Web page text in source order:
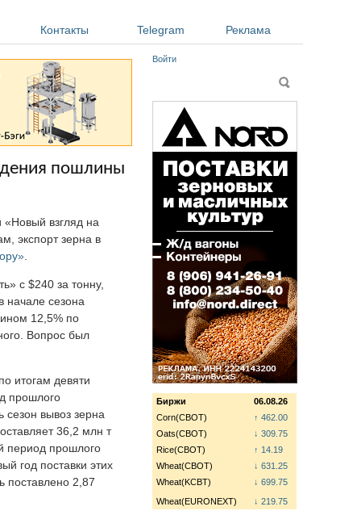
Контакты Telegram Реклама
пошлины
взгляд на
экспорт зерна в
с $240 за тонну,
начале сезона
12,5% по
Вопрос был
итогам девяти
прошлого
сезон вывоз зерна
36,2 млн т
период прошлого
год поставки этих
поставлено 2,87
Войти
Поиск
Биржи
06.08.26
Corn(CBOT)
↑ 462.00
Oats(CBOT)
↓ 309.75
Rice(CBOT)
↑ 14.19
Wheat(CBOT)
↓ 631.25
Wheat(KCBT)
↓ 699.75
Wheat(EURONEXT)
↓ 219.75